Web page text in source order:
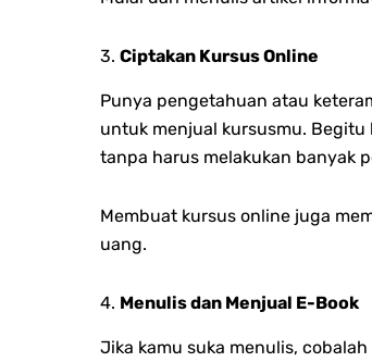
3. Ciptakan Kursus Online
Punya pengetahuan atau
untuk menjual kursusmu.
tanpa harus melakukan banyak
Membuat kursus online juga
uang.
4. Menulis dan Menjual E-Book
Jika kamu suka menulis,